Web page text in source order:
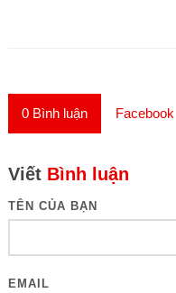
0Bình luận Facebook
Viết Bình luận
TÊN CỦA BẠN
EMAIL